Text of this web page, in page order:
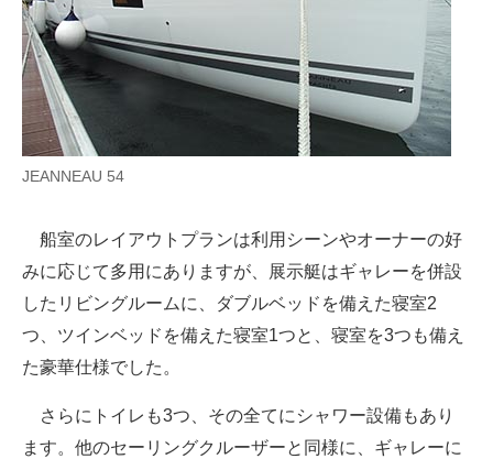
JEANNEAU 54
船室のレイアウトプランは利用シーンやオーナーの好
みに応じて多用にありますが、展示艇はギャレーを併設
したリビングルームに、ダブルベッドを備えた寝室2
つ、ツインベッドを備えた寝室1つと、寝室を3つも備え
た豪華仕様でした。
さらにトイレも3つ、その全てにシャワー設備もあり
ます。他のセーリングクルーザーと同様に、ギャレーに